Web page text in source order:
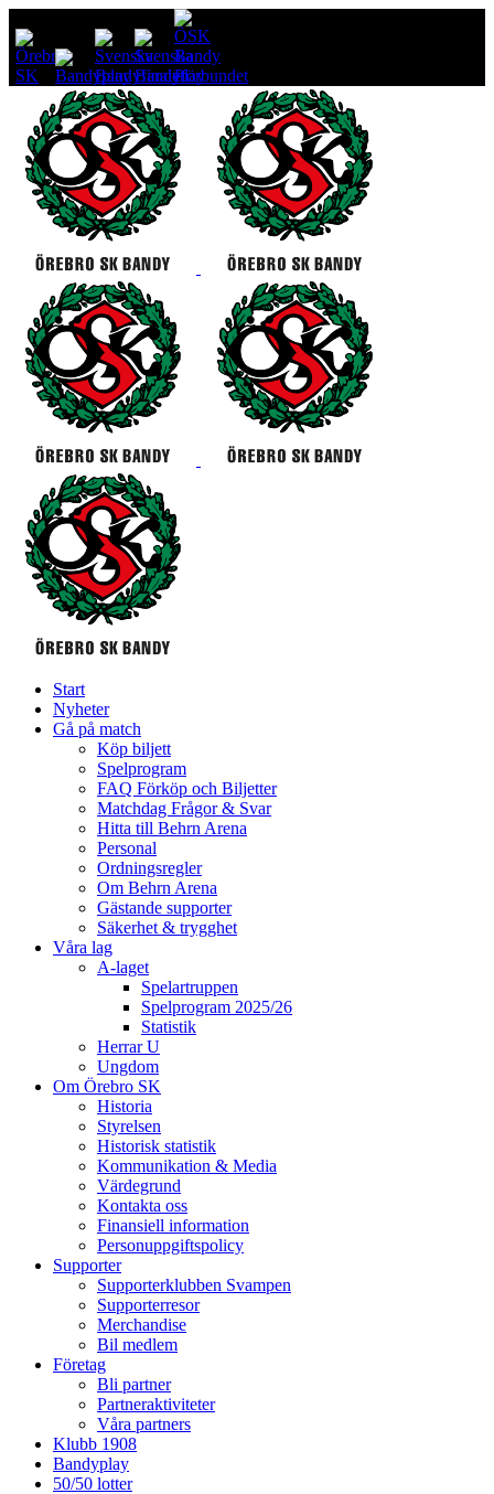
Start
Nyheter
Gå på match
Köp biljett
Spelprogram
FAQ Förköp och Biljetter
Matchdag Frågor & Svar
Hitta till Behrn Arena
Personal
Ordningsregler
Om Behrn Arena
Gästande supporter
Säkerhet & trygghet
Våra lag
A-laget
Spelartruppen
Spelprogram 2025/26
Statistik
Herrar U
Ungdom
Om Örebro SK
Historia
Styrelsen
Historisk statistik
Kommunikation & Media
Värdegrund
Kontakta oss
Finansiell information
Personuppgiftspolicy
Supporter
Supporterklubben Svampen
Supporterresor
Merchandise
Bil medlem
Företag
Bli partner
Partneraktiviteter
Våra partners
Klubb 1908
Bandyplay
50/50 lotter